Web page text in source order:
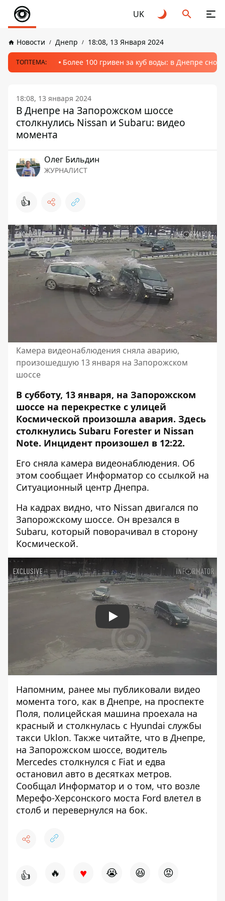
UK
Новости Днепр 18:08, 13 Января 2024
ТОПТЕМА: Более 100 гривен за куб воды: в Днепре
18:08, 13 января 2024
В Днепре на Запорожском шоссе
столкнулись Nissan и Subaru: видео
момента
Олег Бильдин
ЖУРНАЛИСТ
👍
Камера видеонаблюдения сняла аварию,
произошедшую 13 января на Запорожском
шоссе
В субботу, 13 января, на Запорожском
шоссе на перекрестке с улицей
Космической произошла авария. Здесь
столкнулись Subaru Forester и Nissan
Note. Инцидент произошел в 12:22.
Его сняла камера видеонаблюдения. Об
этом сообщает Информатор со ссылкой на
Ситуационный центр Днепра.
На кадрах видно, что Nissan двигался по
Запорожскому шоссе. Он врезался в
Subaru, который поворачивал в сторону
Космической.
Play
Напомним, ранее мы публиковали видео
момента того, как в Днепре, на проспекте
Поля, полицейская машина проехала на
красный и столкнулась с Hyundai службы
такси Uklon. Также читайте, что в Днепре,
на Запорожском шоссе, водитель
Mercedes столкнулся с Fiat и едва
остановил авто в десятках метров.
Сообщал Информатор и о том, что возле
Мерефо-Херсонского моста Ford влетел в
столб и перевернулся на бок.
👍 🔥 ♥ 😭 😆 😡